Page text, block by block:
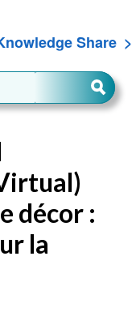
Share
décor :
la